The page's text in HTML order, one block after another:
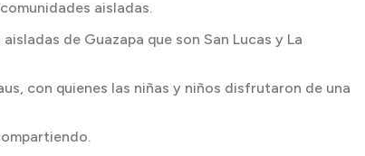
aisladas.
de Guazapa que son San Lucas y La
con quienes las niñas y niños disfrutaron de una